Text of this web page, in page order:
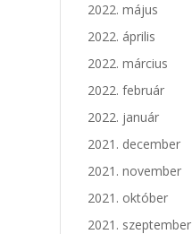
2022. május
2022. április
2022. március
2022. február
2022. január
2021. december
2021. november
2021. október
2021. szeptember